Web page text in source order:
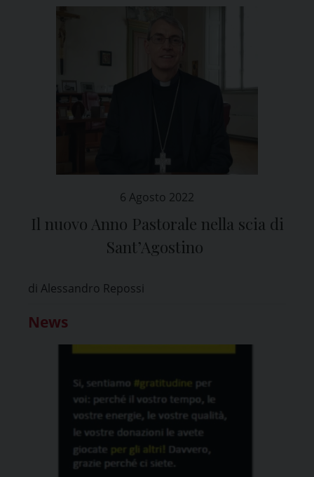
6 Agosto 2022
Il nuovo Anno Pastorale nella scia di
Sant’Agostino
di Alessandro Repossi
News